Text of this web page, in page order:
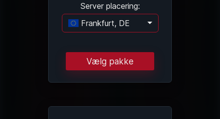
Server placering:
Frankfurt, DE
Indlæser...
Vælg pakke